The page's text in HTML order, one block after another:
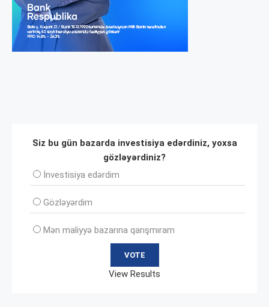
Siz bu gün bazarda investisiya edərdiniz, yoxsa
gözləyərdiniz?
İnvеstisiya edərdim
Gözləyərdim
Mən maliyyə bazarına qarışmıram
View Results